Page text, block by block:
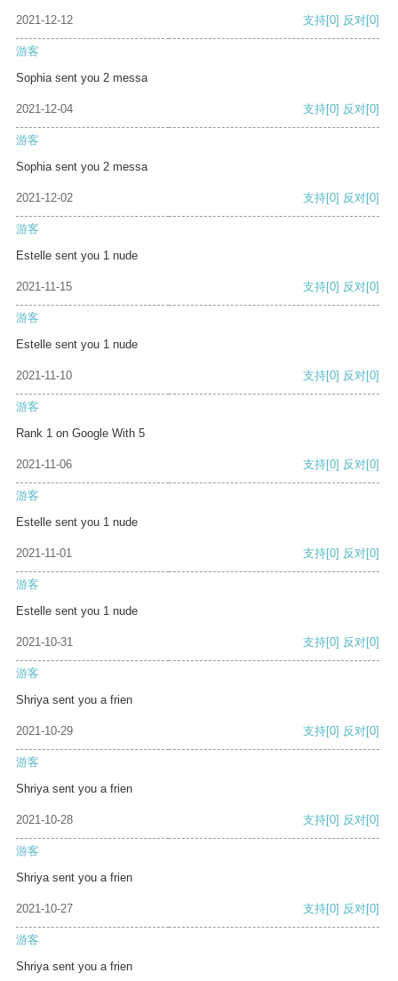
2021-12-12 支持[0] 反对[0]
游客
Sophia sent you 2 messa
2021-12-04 支持[0] 反对[0]
游客
Sophia sent you 2 messa
2021-12-02 支持[0] 反对[0]
游客
Estelle sent you 1 nude
2021-11-15 支持[0] 反对[0]
游客
Estelle sent you 1 nude
2021-11-10 支持[0] 反对[0]
游客
Rank 1 on Google With 5
2021-11-06 支持[0] 反对[0]
游客
Estelle sent you 1 nude
2021-11-01 支持[0] 反对[0]
游客
Estelle sent you 1 nude
2021-10-31 支持[0] 反对[0]
游客
Shriya sent you a frien
2021-10-29 支持[0] 反对[0]
游客
Shriya sent you a frien
2021-10-28 支持[0] 反对[0]
游客
Shriya sent you a frien
2021-10-27 支持[0] 反对[0]
游客
Shriya sent you a frien